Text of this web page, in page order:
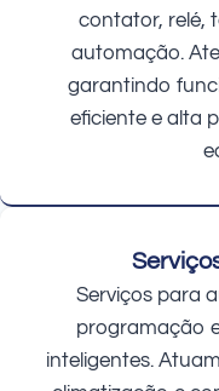
contator, relé,
automação.
garantindo
eficiente e alta
Serviços para
programação
inteligentes.